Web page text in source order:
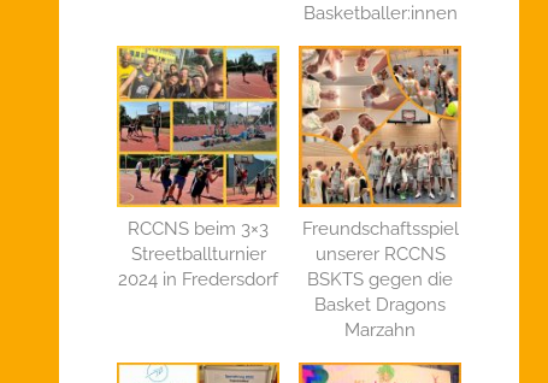
Basketballer:innen
RCCNS beim 3×3
Streetballturnier
2024 in Fredersdorf
Freundschaftsspiel
unserer RCCNS
BSKTS gegen die
Basket Dragons
Marzahn